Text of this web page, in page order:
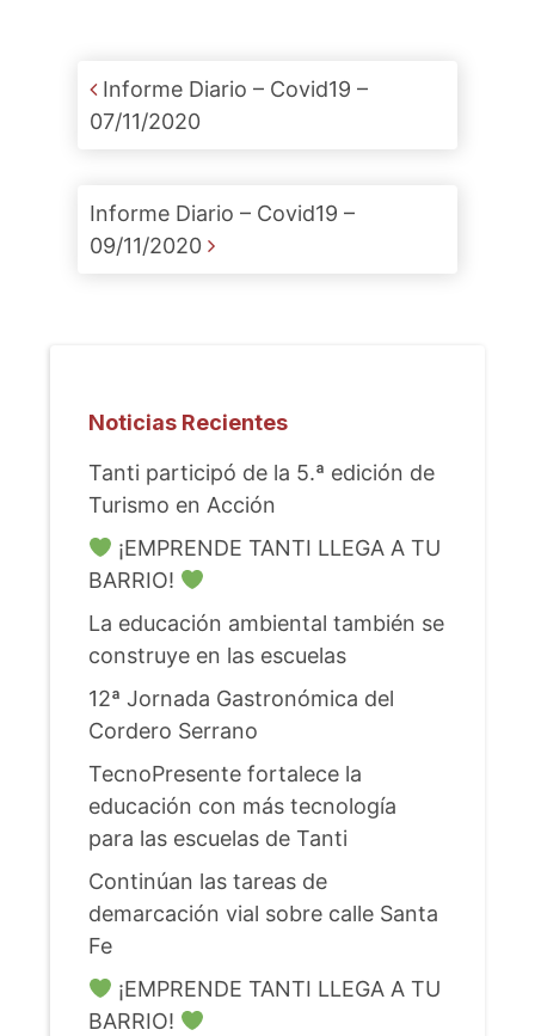
Post navigation
Informe Diario – Covid19 –
07/11/2020
Informe Diario – Covid19 –
09/11/2020
Noticias Recientes
Tanti participó de la 5.ª edición de
Turismo en Acción
¡EMPRENDE TANTI LLEGA A TU
BARRIO!
La educación ambiental también se
construye en las escuelas
12ª Jornada Gastronómica del
Cordero Serrano
TecnoPresente fortalece la
educación con más tecnología
para las escuelas de Tanti
Continúan las tareas de
demarcación vial sobre calle Santa
Fe
¡EMPRENDE TANTI LLEGA A TU
BARRIO!